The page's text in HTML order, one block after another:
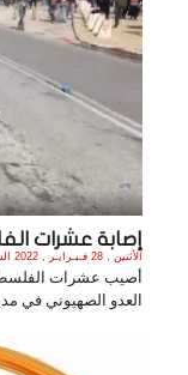
إصابة عشرات
الأثنين , 28 فـبـرايـر , 2022 الساعة 11:28:10 PM
أصيب عشرات
العدو الصهيوني في